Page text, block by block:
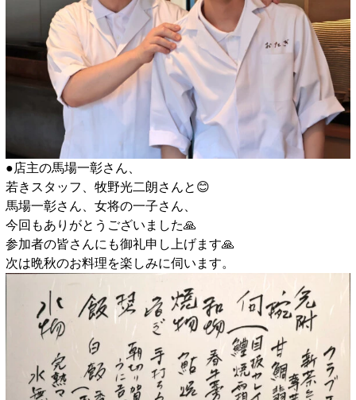
●店主の馬場一彰さん、
若きスタッフ、牧野光二朗さんと😊
馬場一彰さん、女将の一子さん、
今回もありがとうございました🙏
参加者の皆さんにも御礼申し上げます🙏
次は晩秋のお料理を楽しみに伺います。